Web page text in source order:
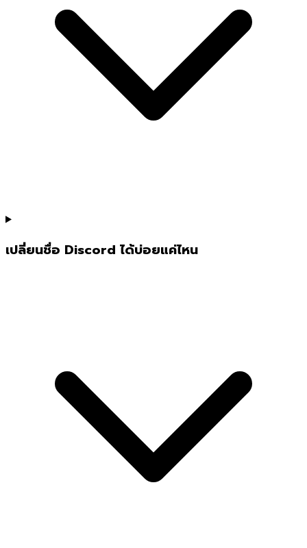
เปลี่ยนชื่อ Discord ได้บ่อยแค่ไหน